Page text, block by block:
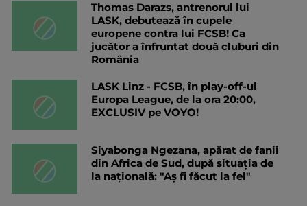
Thomas Darazs, antrenorul lui
LASK, debutează în cupele
europene contra lui FCSB! Ca
jucător a înfruntat două cluburi din
România
LASK Linz - FCSB, în play-off-ul
Europa League, de la ora 20:00,
EXCLUSIV pe VOYO!
Siyabonga Ngezana, apărat de fanii
din Africa de Sud, după situația de
la națională: "Aș fi făcut la fel"